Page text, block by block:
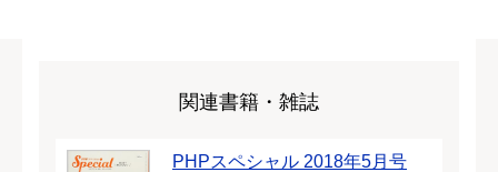
関連書籍・雑誌
PHPスペシャル 2018年5月号